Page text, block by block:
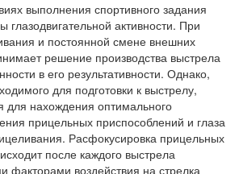
выполнения спортивного задания
глазодвигательной активности. При
и постоянной смене внешних
решение производства выстрела
в его результативности. Однако,
для подготовки к выстрелу,
для нахождения оптимального
прицельных приспособлений и глаза
Расфокусировка прицельных
после каждого выстрела
факторами воздействия на стрелка